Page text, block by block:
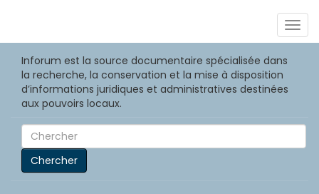
Inforum est la source documentaire spécialisée dans
la recherche, la conservation et la mise à disposition
d’informations juridiques et administratives destinées
aux pouvoirs locaux.
Chercher